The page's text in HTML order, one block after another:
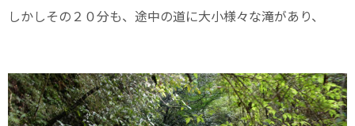
しかしその２０分も、途中の道に大小様々な滝があり、